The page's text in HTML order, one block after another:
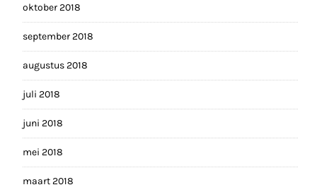
oktober 2018
september 2018
augustus 2018
juli 2018
juni 2018
mei 2018
maart 2018